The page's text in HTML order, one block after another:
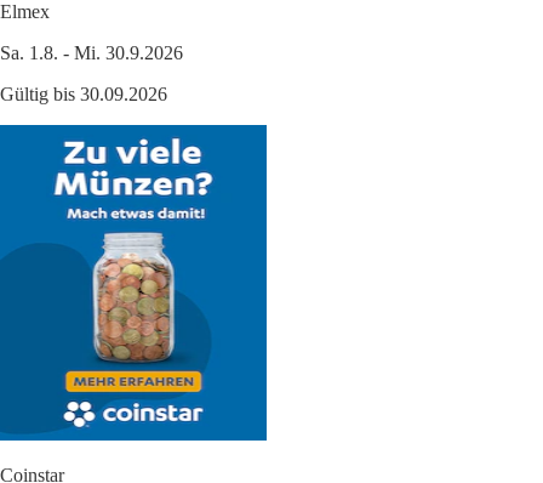
Elmex
Sa. 1.8. - Mi. 30.9.2026
Gültig bis 30.09.2026
Coinstar